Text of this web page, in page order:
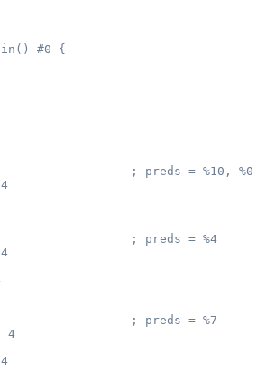
#0 {
; preds = %10, %0
; preds = %4
; preds = %7
4